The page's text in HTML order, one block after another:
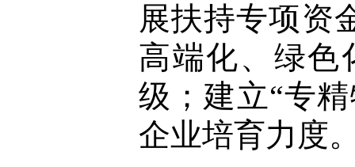
展扶持专项资
高端化、绿色
级；建立“专
企业培育力度